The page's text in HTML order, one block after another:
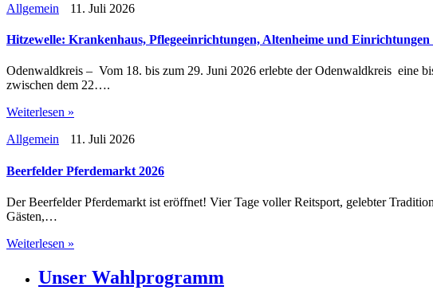
Allgemein
11. Juli 2026
Hitzewelle: Krankenhaus, Pflegeeinrichtungen, Altenheime und
Odenwaldkreis – Vom 18. bis zum 29. Juni 2026 erlebte der Odenwaldkreis eine
zwischen dem 22….
Weiterlesen »
Allgemein
11. Juli 2026
Beerfelder Pferdemarkt 2026
Der Beerfelder Pferdemarkt ist eröffnet! Vier Tage voller Reitsport, gelebter
Gästen,…
Weiterlesen »
Unser Wahlprogramm